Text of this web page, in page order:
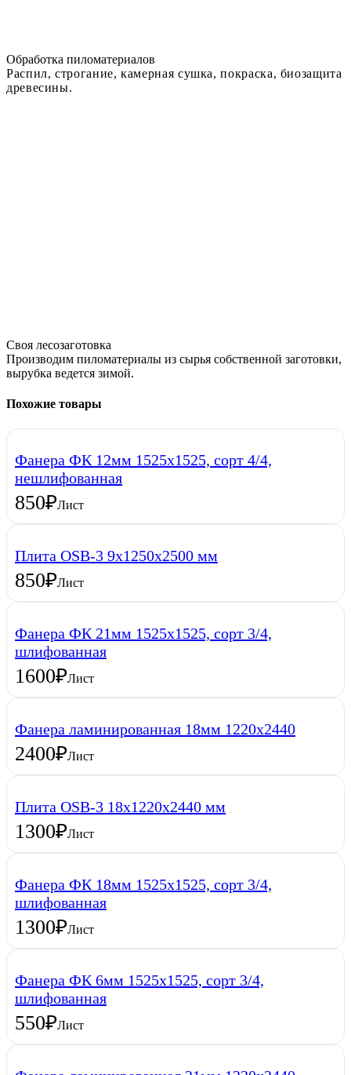
Обработка пиломатериалов
Распил, строгание, камерная сушка, покраска, биозащита
древесины.
Своя лесозаготовка
Производим пиломатериалы из сырья собственной заготовки,
вырубка ведется зимой.
Похожие товары
Фанера ФК 12мм 1525х1525, сорт 4/4,
нешлифованная
850₽Лист
Плита OSB-3 9х1250х2500 мм
850₽Лист
Фанера ФК 21мм 1525х1525, сорт 3/4,
шлифованная
1600₽Лист
Фанера ламинированная 18мм 1220х2440
2400₽Лист
Плита OSB-3 18х1220х2440 мм
1300₽Лист
Фанера ФК 18мм 1525х1525, сорт 3/4,
шлифованная
1300₽Лист
Фанера ФК 6мм 1525х1525, сорт 3/4,
шлифованная
550₽Лист